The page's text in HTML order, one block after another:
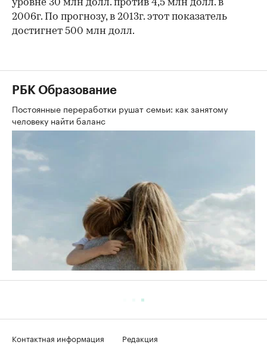
уровне 30 млн долл. против 4,5 млн долл. в
2006г. По прогнозу, в 2013г. этот показатель
достигнет 500 млн долл.
РБК Образование
Постоянные переработки рушат семьи: как занятому
человеку найти баланс
Контактная информация
Редакция